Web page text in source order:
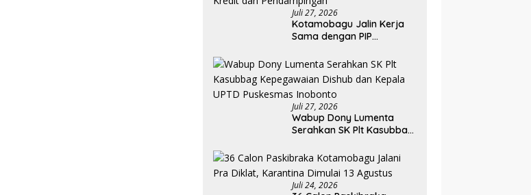
Juli 27, 2026
Kotamobagu Jalin Kerja
Sama dengan PIP
Dapat Akses Kredit dan
Pendampingan
Juli 27, 2026
Wabup Dony Lumenta
Serahkan SK Plt Kasubbag
Kepala UPTD Puskesmas
Inobonto
Juli 24, 2026